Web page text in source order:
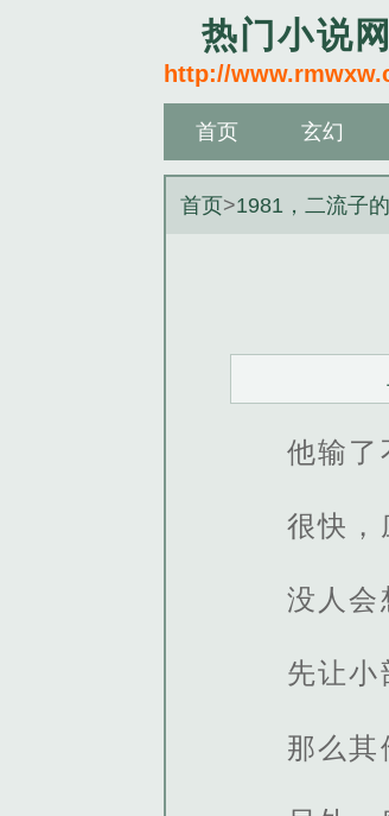
热门小说网
http://
首页 玄幻
首页>1981，二流子
他输了
很快，
没人会
先让小
那么其